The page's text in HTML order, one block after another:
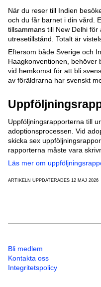
När du reser till Indien
och du får barnet i din vård.
tillsammans till New Delhi
utresetillstånd. Totalt är
Eftersom både Sverige och
Haagkonventionen, behöver
vid hemkomst för att bli
av föräldrarna har svenskt
Uppföljningsrapporterna till
adoptionsprocessen. Vid
skicka sex
rapporterna måste vara
Läs mer om
ARTIKELN UPPDATERADES 12 MAJ 2026
Bli medlem
Kontakta oss
Integritetspolicy